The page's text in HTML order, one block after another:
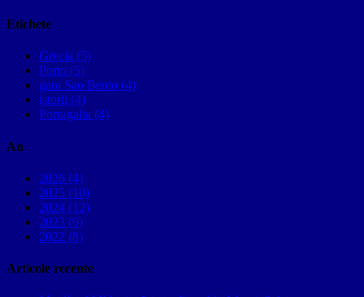
Etichete
Grecia (5)
Porto (5)
gara Sao Bento (4)
istorii (4)
Portugalia (4)
An
2026 (4)
2025 (10)
2024 (12)
2023 (9)
2022 (8)
Articole recente